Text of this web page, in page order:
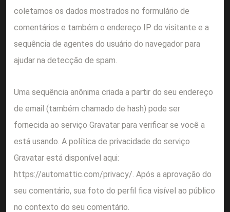
coletamos os dados mostrados no formulário de
comentários e também o endereço IP do visitante e a
sequência de agentes do usuário do navegador para
ajudar na detecção de spam.
Uma sequência anônima criada a partir do seu endereço
de email (também chamado de hash) pode ser
fornecida ao serviço Gravatar para verificar se você a
está usando. A política de privacidade do serviço
Gravatar está disponível aqui:
https://automattic.com/privacy/. Após a aprovação do
seu comentário, sua foto do perfil fica visível ao público
no contexto do seu comentário.